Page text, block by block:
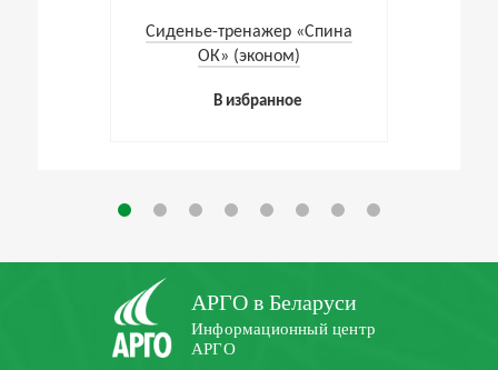
Cиденье-тренажер «Спина
ОК» (эконом)
В избранное
АРГО в Беларуси
Информационный центр
АРГО